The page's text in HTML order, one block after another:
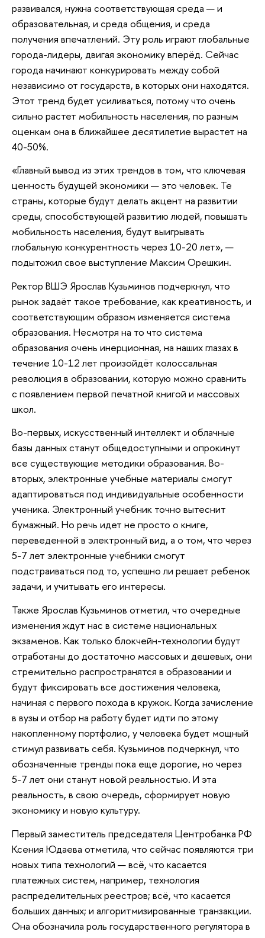
развивался, нужна соответствующая среда — и
образовательная, и среда общения, и среда
получения впечатлений. Эту роль играют глобальные
города-лидеры, двигая экономику вперёд. Сейчас
города начинают конкурировать между собой
независимо от государств, в которых они находятся.
Этот тренд будет усиливаться, потому что очень
сильно растет мобильность населения, по разным
оценкам она в ближайшее десятилетие вырастет на
40-50%.
«Главный вывод из этих трендов в том, что ключевая
ценность будущей экономики — это человек. Те
страны, которые будут делать акцент на развитии
среды, способствующей развитию людей, повышать
мобильность населения, будут выигрывать
глобальную конкурентность через 10-20 лет», —
подытожил свое выступление Максим Орешкин.
Ректор ВШЭ Ярослав Кузьминов подчеркнул, что
рынок задаёт такое требование, как креативность, и
соответствующим образом изменяется система
образования. Несмотря на то что система
образования очень инерционная, на наших глазах в
течение 10-12 лет произойдёт колоссальная
революция в образовании, которую можно сравнить
с появлением первой печатной книгой и массовых
школ.
Во-первых, искусственный интеллект и облачные
базы данных станут общедоступными и опрокинут
все существующие методики образования. Во-
вторых, электронные учебные материалы смогут
адаптироваться под индивидуальные особенности
ученика. Электронный учебник точно вытеснит
бумажный. Но речь идет не просто о книге,
переведенной в электронный вид, а о том, что через
5-7 лет электронные учебники смогут
подстраиваться под то, успешно ли решает ребенок
задачи, и учитывать его интересы.
Также Ярослав Кузьминов отметил, что очередные
изменения ждут нас в системе национальных
экзаменов. Как только блокчейн-технологии будут
отработаны до достаточно массовых и дешевых, они
стремительно распространятся в образовании и
будут фиксировать все достижения человека,
начиная с первого похода в кружок. Когда зачисление
в вузы и отбор на работу будет идти по этому
накопленному портфолио, у человека будет мощный
стимул развивать себя. Кузьминов подчеркнул, что
обозначенные тренды пока еще дорогие, но через
5-7 лет они станут новой реальностью. И эта
реальность, в свою очередь, сформирует новую
экономику и новую культуру.
Первый заместитель председателя Центробанка РФ
Ксения Юдаева отметила, что сейчас появляются три
новых типа технологий — всё, что касается
платежных систем, например, технология
распределительных реестров; всё, что касается
больших данных; и алгоритмизированные транзакции.
Она обозначила роль государственного регулятора в